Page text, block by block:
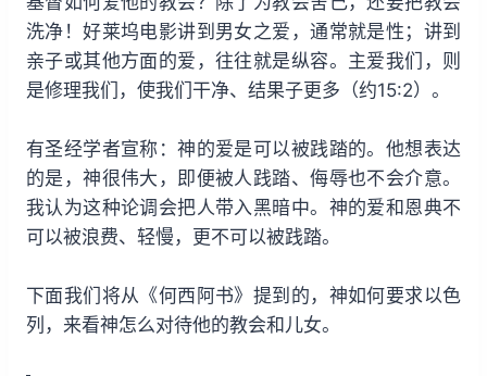
洗净！好莱坞电影讲到男女之爱，通常就是性；讲到
亲子或其他方面的爱，往往就是纵容。主爱我们，则
是修理我们，使我们干净、结果子更多（约15:2）。
有圣经学者宣称：神的爱是可以被践踏的。他想表达
的是，神很伟大，即便被人践踏、侮辱也不会介意。
我认为这种论调会把人带入黑暗中。神的爱和恩典不
可以被浪费、轻慢，更不可以被践踏。
下面我们将从《何西阿书》提到的，神如何要求以色
列，来看神怎么对待他的教会和儿女。